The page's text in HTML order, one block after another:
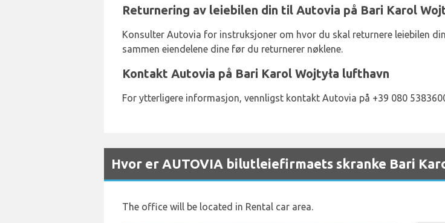
Returnering av leiebilen din til Autovia på Bari Karol
Konsulter Autovia for instruksjoner om hvor du skal returnere leiebilen
sammen eiendelene dine før du returnerer nøklene.
Kontakt Autovia på Bari Karol Wojtyła lufthavn
For ytterligere informasjon, vennligst kontakt Autovia på +39 080
Hvor er AUTOVIA bilutleiefirmaets skranke Bari
The office will be located in Rental car area.